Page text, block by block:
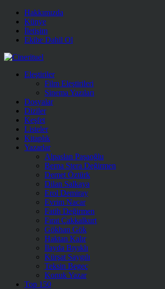
Hakkımızda
Künye
İletişim
Ekibe Dahil Ol
Eleştiriler
Film Eleştirileri
Sinema Yazıları
Dosyalar
Diziler
Keşfet
Listeler
Kitaplık
Yazarlar
Alpaslan Paşaoğlu
Berna Stera Değirmen
Demet Öztürk
Dilan Salkaya
Erol Demiray
Evrim Nacar
Fatih Değirmen
Fırat Çakkalkurt
Gökhan Gök
Haktan Kalır
İlayda Bıyıklı
Kürşat Saygılı
Teksin Begeç
Konuk Yazar
Top 150